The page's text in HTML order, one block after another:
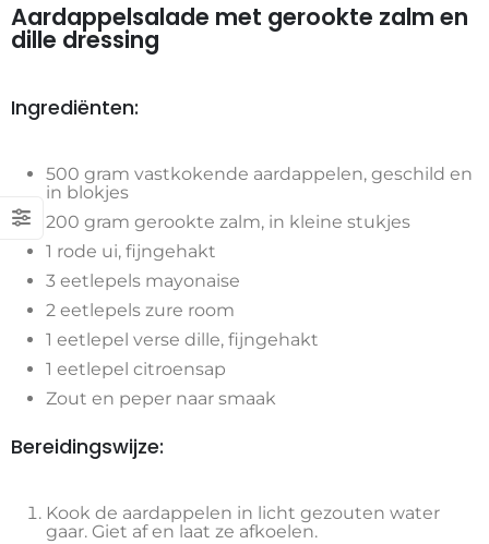
Aardappelsalade met gerookte zalm en
dille dressing
Ingrediënten:
500 gram vastkokende aardappelen, geschild en
in blokjes
200 gram gerookte zalm, in kleine stukjes
1 rode ui, fijngehakt
3 eetlepels mayonaise
2 eetlepels zure room
1 eetlepel verse dille, fijngehakt
1 eetlepel citroensap
Zout en peper naar smaak
Bereidingswijze:
Kook de aardappelen in licht gezouten water
gaar. Giet af en laat ze afkoelen.